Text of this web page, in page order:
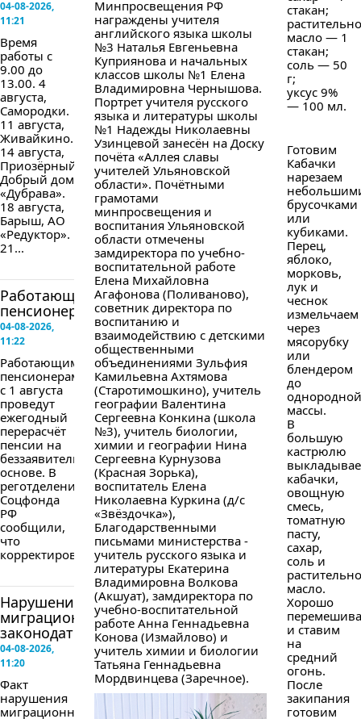
04-08-2026,
11:21
Время
работы с
9.00 до
13.00. 4
августа,
Самородки.
11 августа,
Живайкино.
14 августа,
Приозёрный,
Добрый дом
«Дубрава».
18 августа,
Барыш, АО
«Редуктор».
21...
Работающим
пенсионерам...
04-08-2026,
11:22
Работающим
пенсионерам
с 1 августа
проведут
ежегодный
перерасчёт
пенсии на
беззаявительной
основе. В
реготделении
Соцфонда
РФ
сообщили,
что
корректировка...
Нарушение
миграционного
законодательства
04-08-2026,
11:20
Факт
нарушения
миграционного
Минпросвещения РФ
награждены учителя
английского языка школы
№3 Наталья Евгеньевна
Куприянова и начальных
классов школы №1 Елена
Владимировна Чернышова.
Портрет учителя русского
языка и литературы школы
№1 Надежды Николаевны
Узинцевой занесён на Доску
почёта «Аллея славы
учителей Ульяновской
области». Почётными
грамотами
минпросвещения и
воспитания Ульяновской
области отмечены
замдиректора по учебно-
воспитательной работе
Елена Михайловна
Агафонова (Поливаново),
советник директора по
воспитанию и
взаимодействию с детскими
общественными
объединениями Зульфия
Камильевна Ахтямова
(Старотимошкино), учитель
географии Валентина
Сергеевна Конкина (школа
№3), учитель биологии,
химии и географии Нина
Сергеевна Курнузова
(Красная Зорька),
воспитатель Елена
Николаевна Куркина (д/с
«Звёздочка»),
Благодарственными
письмами министерства -
учитель русского языка и
литературы Екатерина
Владимировна Волкова
(Акшуат), замдиректора по
учебно-воспитательной
работе Анна Геннадьевна
Конова (Измайлово) и
учитель химии и биологии
Татьяна Геннадьевна
Мордвинцева (Заречное).
стакан;
масло — 1
стакан;
соль — 50
г;
уксус 9%
— 100 мл.
Готовим
Кабачки
нарезаем
брусочками
или
кубиками.
Перец,
яблоко,
морковь,
лук и
чеснок
измельчаем
через
мясорубку
или
блендером
до
однородной
массы.
В
большую
кастрюлю
кабачки,
овощную
смесь,
томатную
пасту,
сахар,
соль и
масло.
Хорошо
и ставим
на
средний
огонь.
После
закипания
готовим